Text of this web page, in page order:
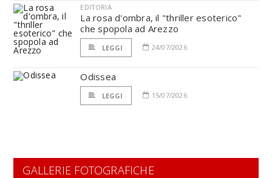
EDITORIA
La rosa d'ombra, il "thriller esoterico"
che spopola ad Arezzo
LEGGI 24/07/2026
Odissea
LEGGI 15/07/2026
GALLERIE FOTOGRAFICHE